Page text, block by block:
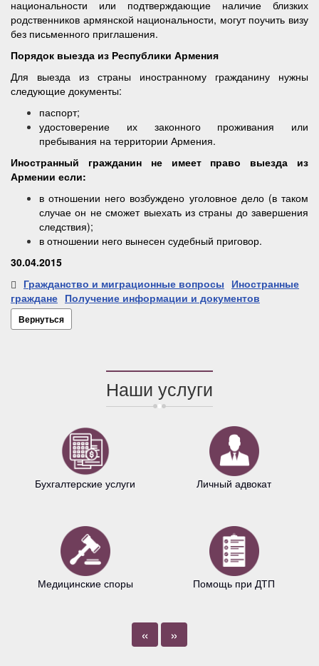
национальности или подтверждающие наличие близких
родственников армянской национальности, могут поучить визу
без письменного приглашения.
Порядок выезда из Республики Армения
Для выезда из страны иностранному гражданину нужны
следующие документы:
паспорт;
удостоверение их законного проживания или
пребывания на территории Армения.
Иностранный гражданин не имеет право выезда из
Армении если:
в отношении него возбуждено уголовное дело (в таком
случае он не сможет выехать из страны до завершения
следствия);
в отношении него вынесен судебный приговор.
30.04.2015
Гражданство и миграционные вопросы Иностранные
граждане Получение информации и документов
Вернуться
Наши услуги
Бухгалтерские услуги
Медицинские споры
Личный адвокат
Помощь при ДТП
« »